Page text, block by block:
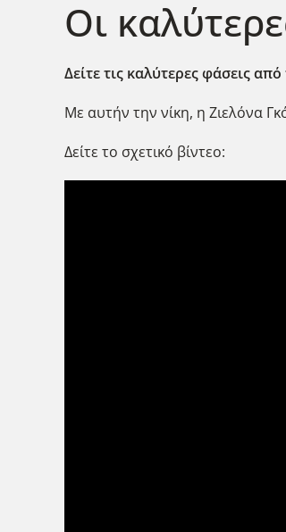
Οι
Δείτε τις καλύτερες φάσεις
Με αυτήν την νίκη, η Ζιελόνα
Δείτε το σχετικό βίντεο: